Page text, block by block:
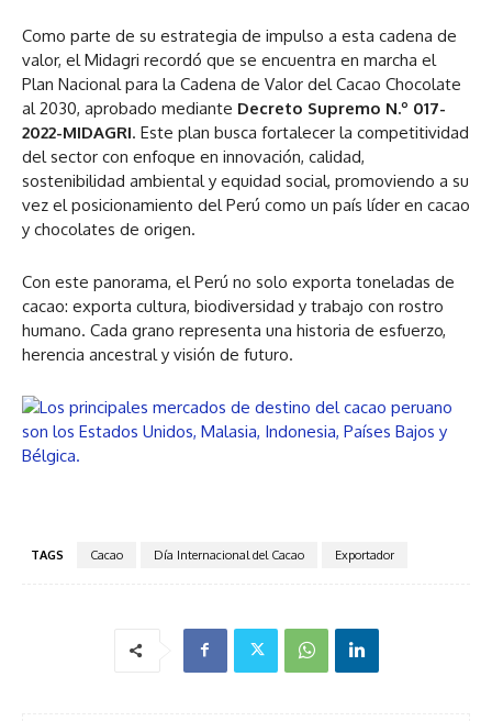
Como parte de su estrategia de impulso a esta cadena de
valor, el Midagri recordó que se encuentra en marcha el
Plan Nacional para la Cadena de Valor del Cacao Chocolate
al 2030, aprobado mediante Decreto Supremo N.º 017-
2022-MIDAGRI. Este plan busca fortalecer la competitividad
del sector con enfoque en innovación, calidad,
sostenibilidad ambiental y equidad social, promoviendo a su
vez el posicionamiento del Perú como un país líder en cacao
y chocolates de origen.
Con este panorama, el Perú no solo exporta toneladas de
cacao: exporta cultura, biodiversidad y trabajo con rostro
humano. Cada grano representa una historia de esfuerzo,
herencia ancestral y visión de futuro.
TAGS Cacao Día Internacional del Cacao Exportador